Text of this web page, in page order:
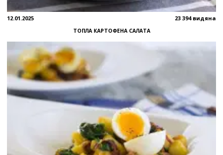
12.01.2025 23 394 видяна
ТОПЛА КАРТОФЕНА САЛАТА